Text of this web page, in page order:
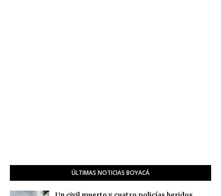
ÚLTIMAS NOTICIAS BOYACÁ